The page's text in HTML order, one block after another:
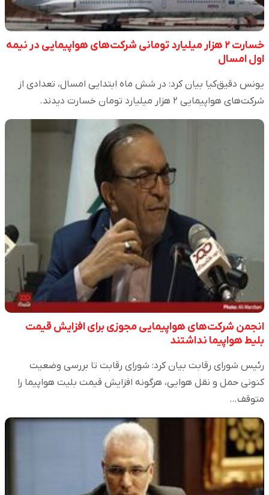
خسارت ۲ هزار میلیارد تومانی شرکت‌های هواپیمایی در نیمه
اول امسال
یونس دقیق‌کیا بیان کرد: در شش ماه ابتدایی امسال، تعدادی از
شرکت‌های هواپیمایی ۲ هزار میلیارد تومان خسارت دیدند.
انجمن شرکت‌های هواپیمایی مجوزی برای افزایش قیمت
بلیط هواپیما نداشتند
رئیس شورای رقابت بیان کرد: شورای رقابت تا بررسی وضعیت
کنونی حمل و نقل هوایی، هرگونه افزایش قیمت بلیت هواپیما را
متوقف…